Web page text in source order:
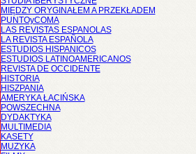
MIĘDZY ORYGINAŁEM A PRZEKŁADEM
PUNTOyCOMA
LAS REVISTAS ESPANOLAS
LA REVISTA ESPAÑOLA
ESTUDIOS HISPANICOS
ESTUDIOS LATINOAMERICANOS
REVISTA DE OCCIDENTE
HISTORIA
HISZPANIA
AMERYKA ŁACIŃSKA
POWSZECHNA
DYDAKTYKA
MULTIMEDIA
KASETY
MUZYKA